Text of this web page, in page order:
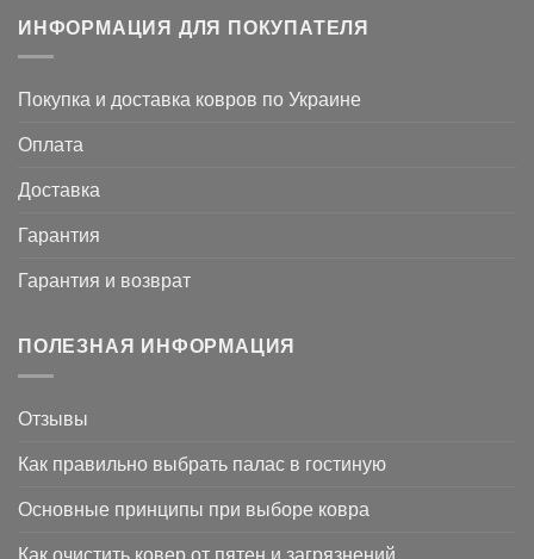
ИНФОРМАЦИЯ ДЛЯ ПОКУПАТЕЛЯ
Покупка и доставка ковров по Украине
Оплата
Доставка
Гарантия
Гарантия и возврат
ПОЛЕЗНАЯ ИНФОРМАЦИЯ
Отзывы
Как правильно выбрать палас в гостиную
Основные принципы при выборе ковра
Как очистить ковер от пятен и загрязнений